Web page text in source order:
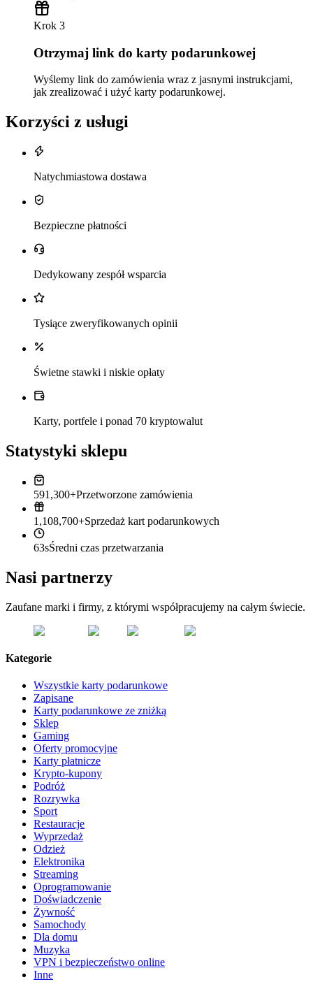
Krok 3
Otrzymaj link do karty podarunkowej
Wyślemy link do zamówienia wraz z jasnymi instrukcjami,
jak zrealizować i użyć karty podarunkowej.
Korzyści z usługi
Natychmiastowa dostawa
Bezpieczne płatności
Dedykowany zespół wsparcia
Tysiące zweryfikowanych opinii
Świetne stawki i niskie opłaty
Karty, portfele i ponad 70 kryptowalut
Statystyki sklepu
591,300+Przetworzone zamówienia
1,108,700+Sprzedaż kart podarunkowych
63sŚredni czas przetwarzania
Nasi partnerzy
Zaufane marki i firmy, z którymi współpracujemy na całym świecie.
Kategorie
Wszystkie karty podarunkowe
Zapisane
Karty podarunkowe ze zniżką
Sklep
Gaming
Oferty promocyjne
Karty płatnicze
Krypto-kupony
Podróż
Rozrywka
Sport
Restauracje
Wyprzedaż
Odzież
Elektronika
Streaming
Oprogramowanie
Doświadczenie
Żywność
Samochody
Dla domu
Muzyka
VPN i bezpieczeństwo online
Inne